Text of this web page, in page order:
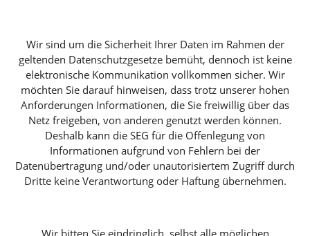
Wir sind um die Sicherheit Ihrer Daten im Rahmen der
geltenden Datenschutzgesetze bemüht, dennoch ist keine
elektronische Kommunikation vollkommen sicher. Wir
möchten Sie darauf hinweisen, dass trotz unserer hohen
Anforderungen Informationen, die Sie freiwillig über das
Netz freigeben, von anderen genutzt werden können.
Deshalb kann die SEG für die Offenlegung von
Informationen aufgrund von Fehlern bei der
Datenübertragung und/oder unautorisiertem Zugriff durch
Dritte keine Verantwortung oder Haftung übernehmen.